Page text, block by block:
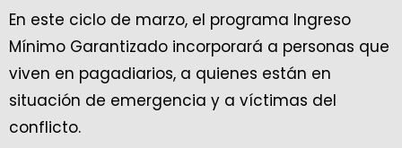
En este ciclo de marzo, el programa Ingreso
Mínimo Garantizado incorporará a personas que
viven en pagadiarios, a quienes están en
situación de emergencia y a víctimas del
conflicto.